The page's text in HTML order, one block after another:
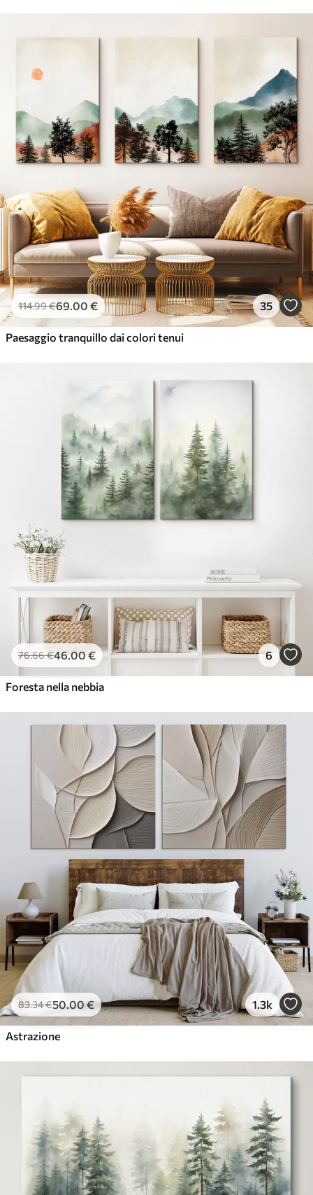
114.99€69.00 € 35
Paesaggio tranquillo dai colori tenui
76.66€46.00 € 6
Foresta nella nebbia
83.34€50.00€ 1.3k
Astrazione